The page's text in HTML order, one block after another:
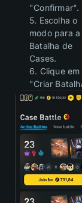
"Confirmar".
5. Escolha o
modo para a
Batalha de
Cases.
6. Clique em
"Criar